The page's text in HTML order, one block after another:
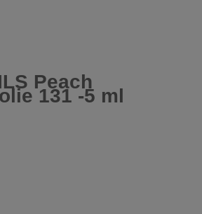
Peach
131 -5 ml